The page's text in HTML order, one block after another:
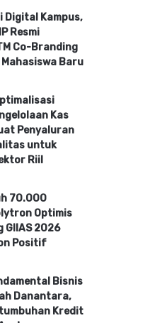
Kampus,
Resmi
Co-Branding
Baru
Kas
Penyaluran
untuk
Riil
70.000
Optimis
GIIAS 2026
Positif
Bisnis
Danantara,
Kredit